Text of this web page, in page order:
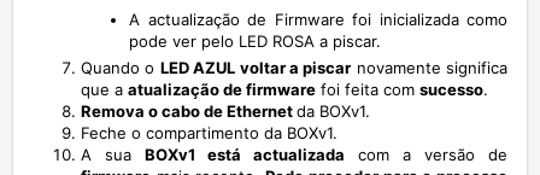
A actualização de Firmware foi inicializada como
pode ver pelo LED ROSA a piscar.
Quando o LED AZUL voltar a piscar novamente significa
que a atualização de firmware foi feita com sucesso.
Remova o cabo de Ethernetda BOXv1.
Feche o compartimento da BOXv1.
A sua BOXv1 está actualizada com a versão de